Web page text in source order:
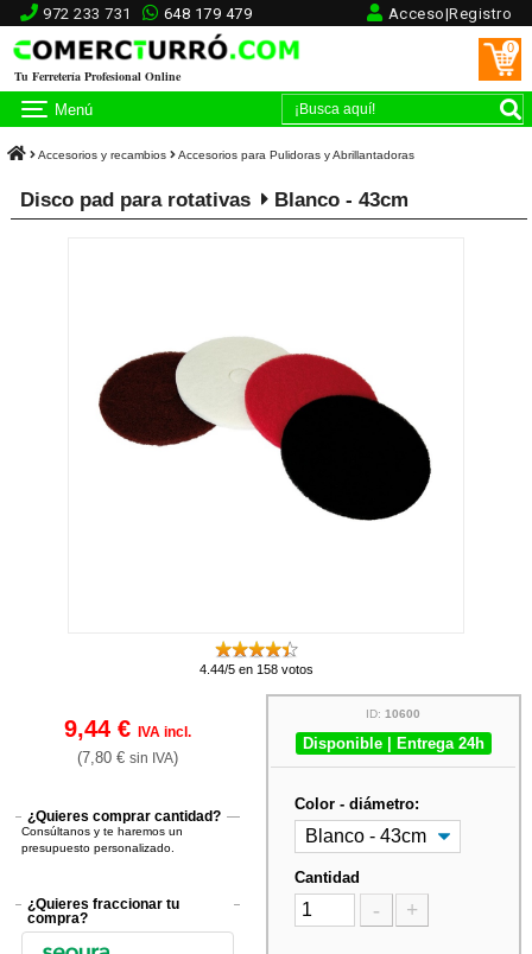
972 233 731 648 179 479 Acceso|Registro
Tu Ferretería Profesional Online
0
Menú
Accesorios y recambios Accesorios para Pulidoras y Abrillantadoras
Disco pad para rotativas Blanco - 43cm
4.44/5 en 158 votos
9,44 €IVA incl.
(7,80 €sin IVA)
¿Quieres comprar cantidad?
Consúltanos y te haremos un
presupuesto personalizado.
¿Quieres fraccionar tu
compra?
ID:10600
Disponible | Entrega 24h
Color - diámetro:
Cantidad
- +